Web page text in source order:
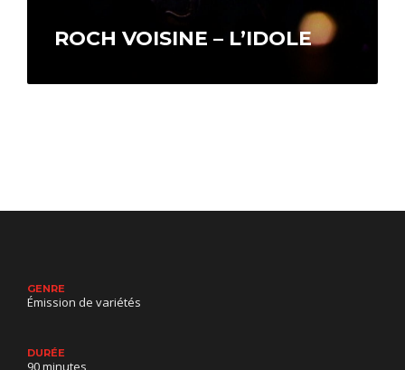
ROCH VOISINE – L’IDOLE
heure diffusée à Radio-Canada et sur TF1 en
GENRE
Émission de variétés
DURÉE
90 minutes